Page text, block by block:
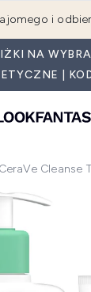
i
NA
|
CeraVe Cleanse
CeraVe